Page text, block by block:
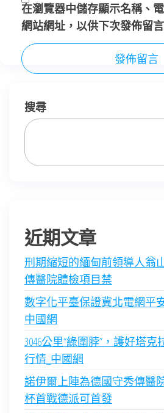
在瀏覽器中儲存顯示名稱、
網站網址，以供下次發佈留
搜尋
近期文章
刑期縮短的緬甸前領導人翁
傳醫院體檢項目禁
數字化平臺保證冀北電網平
中國網
3046公里“綠圍脖”，護好塔
行情_中國網
諾伊爾上陣為德國守秀傳醫
杯首戰德派可首發